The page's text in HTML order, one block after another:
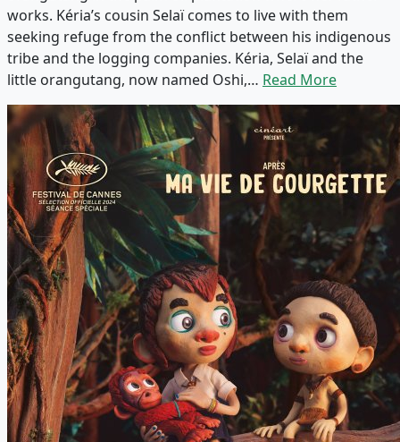
works. Kéria’s cousin Selaï comes to live with them
seeking refuge from the conflict between his indigenous
tribe and the logging companies. Kéria, Selaï and the
little orangutang, now named Oshi,… Read More